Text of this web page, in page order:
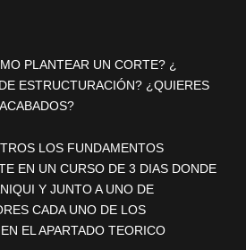
PLANTEAR UN CORTE? ¿
ESTRUCTURACIÓN? ¿QUIERES
LOS FUNDAMENTOS
EN UN CURSO DE 3 DIAS DONDE
Y JUNTO A UNO DE
CADA UNO DE LOS
EL APARTADO TEORICO